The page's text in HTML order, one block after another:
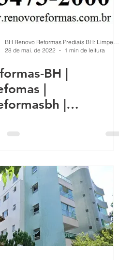
evitar BH Renovo Reformas
de fachadas prediais
BH Renovo Reformas Prediais BH: Limpeza Manutenção Predial Fachada
28 de mai. de 2022
1 min de leitura
BH |
|
|
|
BH |